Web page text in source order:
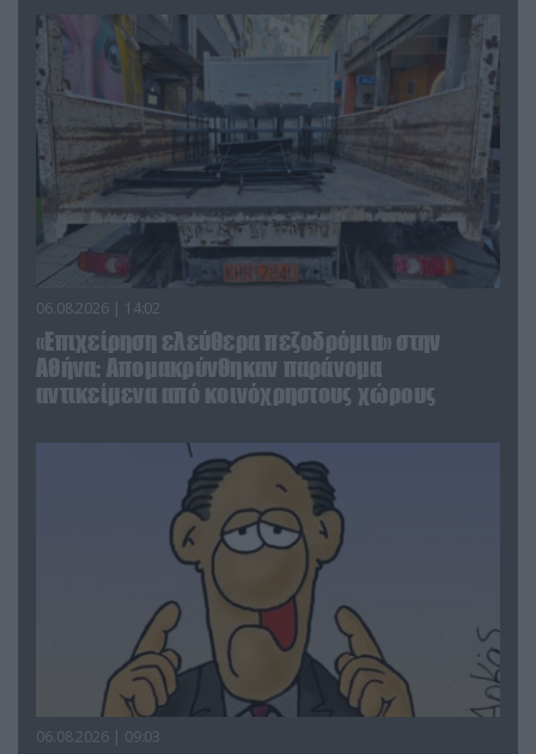
06.08.2026 | 14:02
«Επιχείρηση ελεύθερα πεζοδρόμια» στην
Αθήνα: Απομακρύνθηκαν παράνομα
αντικείμενα από κοινόχρηστους χώρους
06.08.2026 | 09:03